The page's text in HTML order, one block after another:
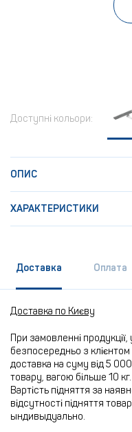
Доступні кольори:
ОПИС
ХАРАКТЕРИСТИКИ
Доставка Оплата
Доставка по Києву
При замовленні
безпосередньо з
доставка на суму від 5
товару, вагою більше 10
Вартість підняття за
відсутності підняття
ындивыдуально.